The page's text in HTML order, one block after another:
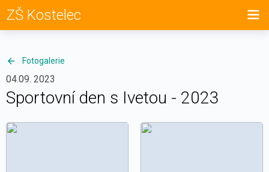
ZŠ Kostelec
Fotogalerie
04.09. 2023
Sportovní den s Ivetou - 2023